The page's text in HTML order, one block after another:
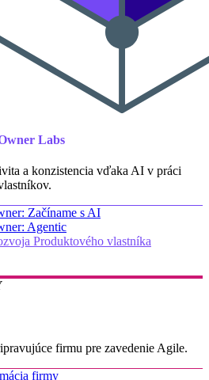
Labs
a konzistencia vďaka AI v práci
Začíname s AI
Agentic
Produktového vlastníka
firmu pre zavedenie Agile.
firmy